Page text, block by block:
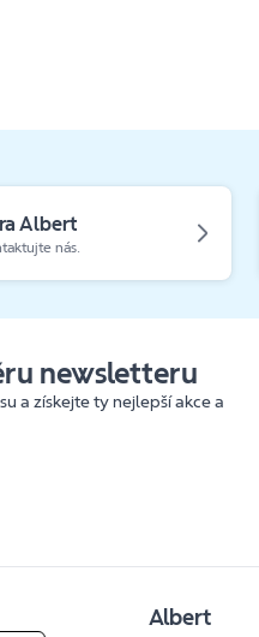
Albert
nás.
newsletteru
a získejte ty nejlepší akce a
Albert